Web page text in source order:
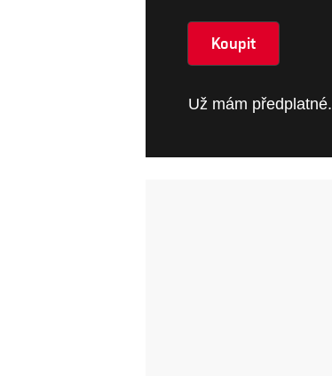
Koupit
Už mám předplatné.